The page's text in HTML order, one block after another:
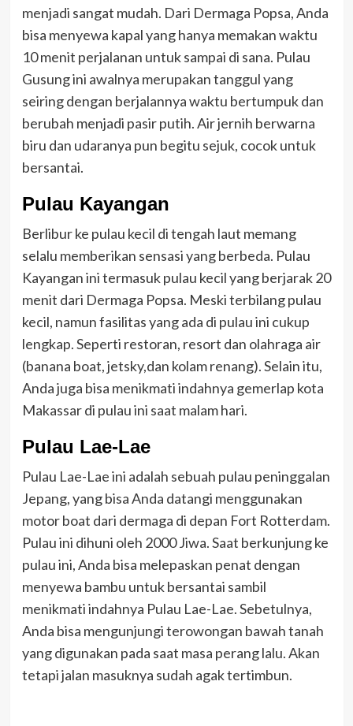
menjadi sangat mudah. Dari Dermaga Popsa, Anda
bisa menyewa kapal yang hanya memakan waktu
10 menit perjalanan untuk sampai di sana. Pulau
Gusung ini awalnya merupakan tanggul yang
seiring dengan berjalannya waktu bertumpuk dan
berubah menjadi pasir putih. Air jernih berwarna
biru dan udaranya pun begitu sejuk, cocok untuk
bersantai.
Pulau Kayangan
Berlibur ke pulau kecil di tengah laut memang
selalu memberikan sensasi yang berbeda. Pulau
Kayangan ini termasuk pulau kecil yang berjarak 20
menit dari Dermaga Popsa. Meski terbilang pulau
kecil, namun fasilitas yang ada di pulau ini cukup
lengkap. Seperti restoran, resort dan olahraga air
(banana boat, jetsky,dan kolam renang). Selain itu,
Anda juga bisa menikmati indahnya gemerlap kota
Makassar di pulau ini saat malam hari.
Pulau Lae-Lae
Pulau Lae-Lae ini adalah sebuah pulau peninggalan
Jepang, yang bisa Anda datangi menggunakan
motor boat dari dermaga di depan Fort Rotterdam.
Pulau ini dihuni oleh 2000 Jiwa. Saat berkunjung ke
pulau ini, Anda bisa melepaskan penat dengan
menyewa bambu untuk bersantai sambil
menikmati indahnya Pulau Lae-Lae. Sebetulnya,
Anda bisa mengunjungi terowongan bawah tanah
yang digunakan pada saat masa perang lalu. Akan
tetapi jalan masuknya sudah agak tertimbun.